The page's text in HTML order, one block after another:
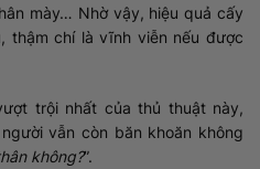
mày… Nhờ vậy, hiệu quả cấy
thậm chí là vĩnh viễn nếu được
trội nhất của thủ thuật này,
vẫn còn băn khoăn không
không?”.